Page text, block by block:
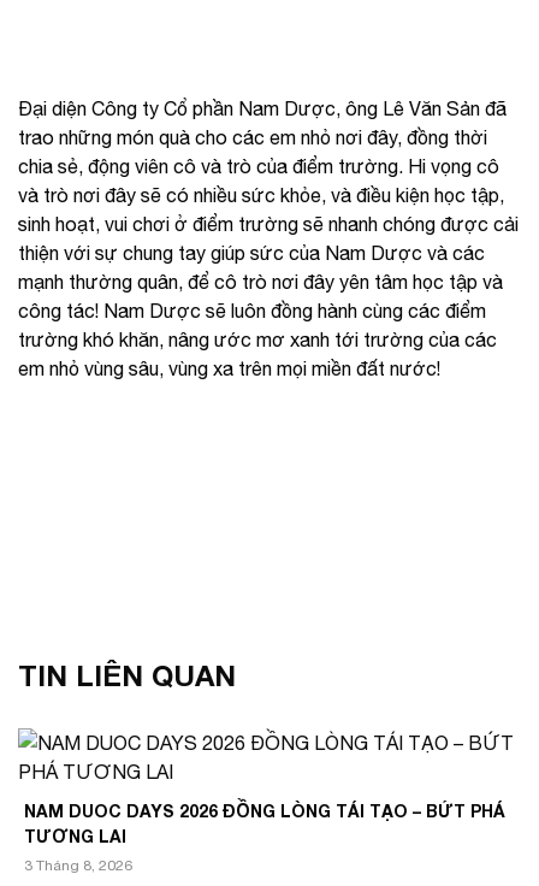
Đại diện Công ty Cổ phần Nam Dược, ông Lê Văn Sản đã
trao những món quà cho các em nhỏ nơi đây, đồng thời
chia sẻ, động viên cô và trò của điểm trường. Hi vọng cô
và trò nơi đây sẽ có nhiều sức khỏe, và điều kiện học tập,
sinh hoạt, vui chơi ở điểm trường sẽ nhanh chóng được cải
thiện với sự chung tay giúp sức của Nam Dược và các
mạnh thường quân, để cô trò nơi đây yên tâm học tập và
công tác! Nam Dược sẽ luôn đồng hành cùng các điểm
trường khó khăn, nâng ước mơ xanh tới trường của các
em nhỏ vùng sâu, vùng xa trên mọi miền đất nước!
TIN LIÊN QUAN
NAM DUOC DAYS 2026 ĐỒNG LÒNG TÁI TẠO – BỨT PHÁ
TƯƠNG LAI
3 Tháng 8, 2026